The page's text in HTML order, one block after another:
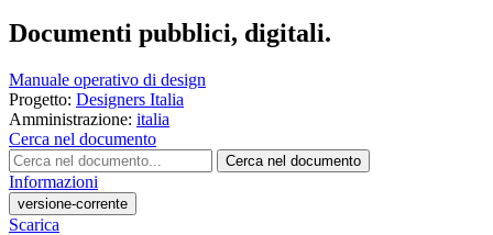
Documenti pubblici, digitali.
Manuale operativo di design
Progetto: Designers Italia
Amministrazione: italia
Cerca nel documento
Cerca nel documento
Informazioni
versione-corrente
Scarica